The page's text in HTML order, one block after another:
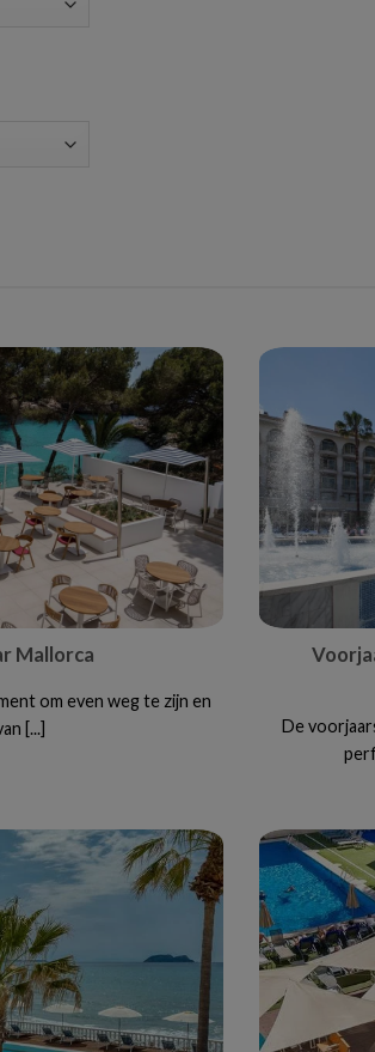
Mallorca
om even weg te zijn en
[...]
De